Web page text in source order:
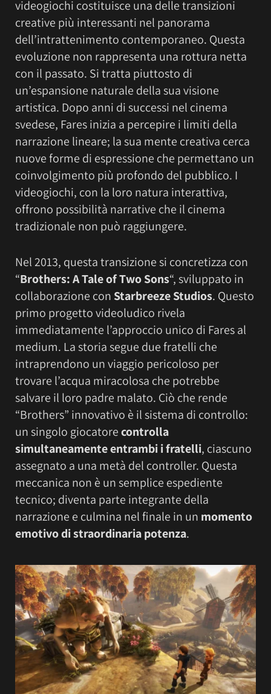
videogiochi costituisce una delle transizioni
creative più interessanti nel panorama
dell’intrattenimento contemporaneo. Questa
evoluzione non rappresenta una rottura netta
con il passato. Si tratta piuttosto di
un’espansione naturale della sua visione
artistica. Dopo anni di successi nel cinema
svedese, Fares inizia a percepire i limiti della
narrazione lineare; la sua mente creativa cerca
nuove forme di espressione che permettano un
coinvolgimento più profondo del pubblico. I
videogiochi, con la loro natura interattiva,
offrono possibilità narrative che il cinema
tradizionale non può raggiungere.
Nel 2013, questa transizione si concretizza con
“Brothers: A Tale of Two Sons“, sviluppato in
collaborazione con Starbreeze Studios. Questo
primo progetto videoludico rivela
immediatamente l’approccio unico di Fares al
medium. La storia segue due fratelli che
intraprendono un viaggio pericoloso per
trovare l’acqua miracolosa che potrebbe
salvare il loro padre malato. Ciò che rende
“Brothers” innovativo è il sistema di controllo:
un singolo giocatorecontrolla
simultaneamente entrambi i fratelli, ciascuno
assegnato a una metà del controller. Questa
meccanica non è un semplice espediente
tecnico; diventa parte integrante della
narrazione e culmina nel finale in un momento
emotivo di straordinaria potenza.